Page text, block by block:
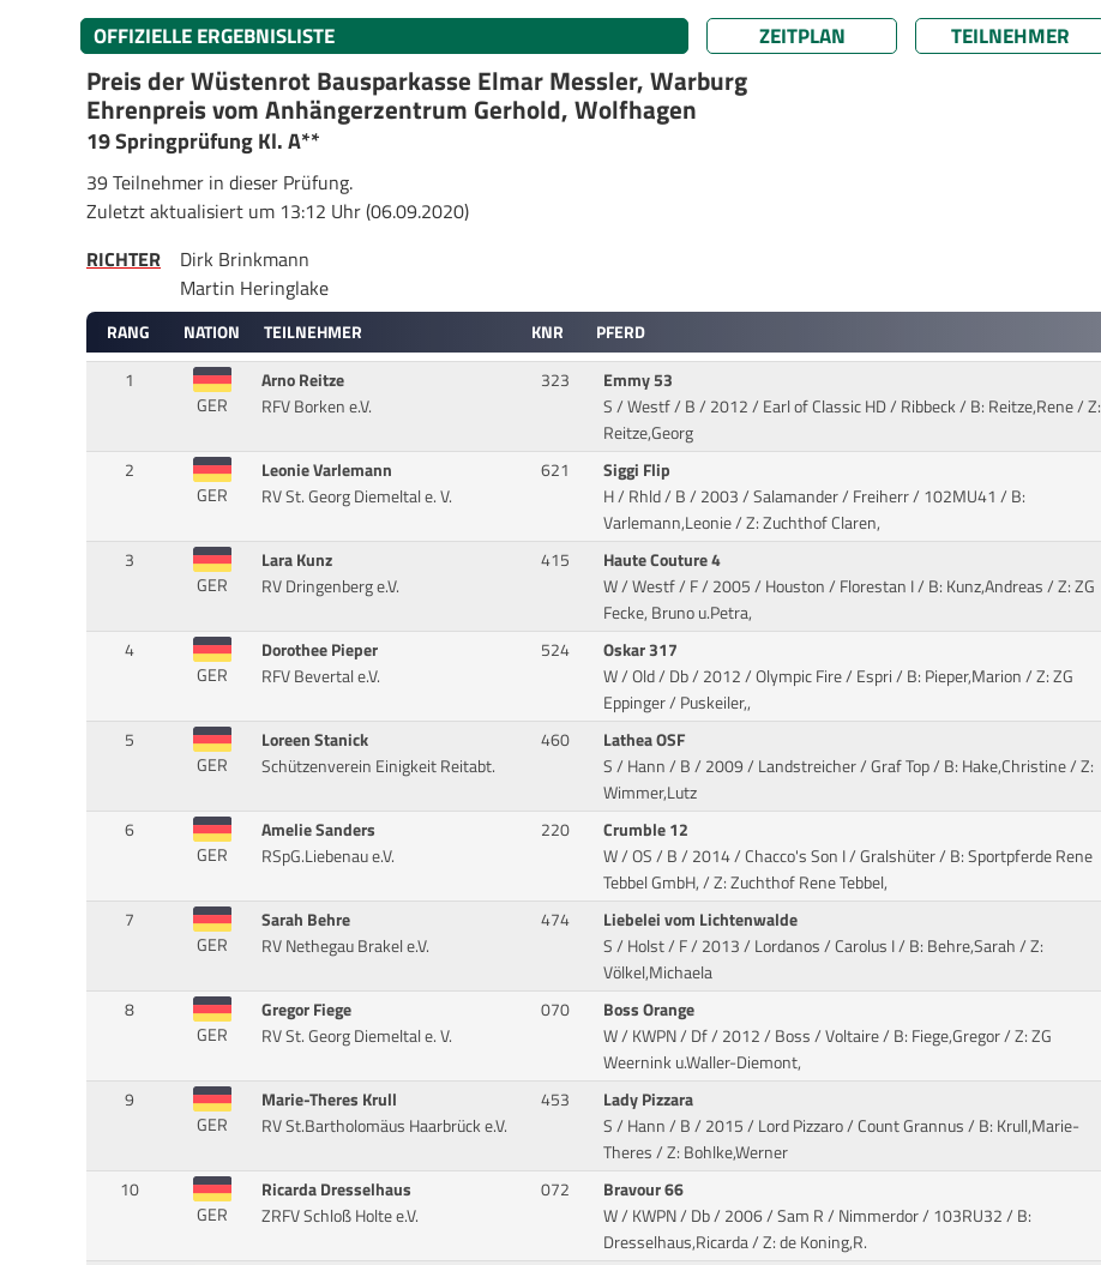
OFFIZIELLE ERGEBNISLISTE ZEITPLAN TEILNEHMER
Preis der Wüstenrot Bausparkasse Elmar Messler, Warburg
Ehrenpreis vom Anhängerzentrum Gerhold, Wolfhagen
19 Springprüfung Kl. A**
39 Teilnehmer in dieser Prüfung.
Zuletzt aktualisiert um 13:12 Uhr (06.09.2020)
RICHTER
Dirk Brinkmann
Martin Heringlake
RANG NATION TEILNEHMER KNR PFERD
1
GER
Arno Reitze
RFV Borken e.V.
323
Emmy 53
S / Westf / B / 2012 / Earl of Classic HD / Ribbeck/ B: Reitze,Rene / Z:
Reitze,Georg
2
GER
Leonie Varlemann
RV St. Georg Diemeltal e. V.
621
Siggi Flip
H / Rhld / B / 2003 / Salamander / Freiherr/ 102MU41 / B:
Varlemann,Leonie / Z: Zuchthof Claren,
3
GER
Lara Kunz
RV Dringenberg e.V.
415
Haute Couture 4
W / Westf / F / 2005 / Houston / Florestan I/ B: Kunz,Andreas / Z: ZG
Fecke, Bruno u.Petra,
4
GER
Dorothee Pieper
RFV Bevertal e.V.
524
Oskar 317
W / Old / Db / 2012 / Olympic Fire / Espri/ B: Pieper,Marion / Z: ZG
Eppinger / Puskeiler,,
5
GER
Loreen Stanick
Schützenverein Einigkeit Reitabt.
460
Lathea OSF
S / Hann / B / 2009 / Landstreicher / Graf Top/ B: Hake,Christine / Z:
Wimmer,Lutz
6
GER
Amelie Sanders
RSpG.Liebenau e.V.
220
Crumble 12
W / OS / B / 2014 / Chacco's Son I / Gralshüter/ B: Sportpferde Rene
Tebbel GmbH, / Z: Zuchthof Rene Tebbel,
7
GER
Sarah Behre
RV Nethegau Brakel e.V.
474
Liebelei vom Lichtenwalde
S / Holst / F / 2013 / Lordanos / Carolus I/ B: Behre,Sarah / Z:
Völkel,Michaela
8
GER
Gregor Fiege
RV St. Georg Diemeltal e. V.
070
Boss Orange
W / KWPN / Df / 2012 / Boss / Voltaire/ B: Fiege,Gregor / Z: ZG
Weernink u.Waller-Diemont,
9
GER
Marie-Theres Krull
RV St.Bartholomäus Haarbrück e.V.
453
Lady Pizzara
S / Hann / B / 2015 / Lord Pizzaro / Count Grannus/ B: Krull,Marie-
Theres / Z: Bohlke,Werner
10
GER
Ricarda Dresselhaus
ZRFV Schloß Holte e.V.
072
Bravour 66
W / KWPN / Db / 2006 / Sam R / Nimmerdor/ 103RU32 / B:
Dresselhaus,Ricarda / Z: de Koning,R.